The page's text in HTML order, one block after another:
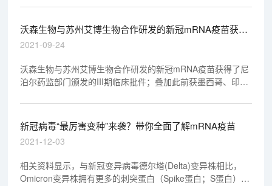
沃森生物与苏州艾博生物合作研发的新冠mRNA疫苗获得
了尼泊尔药监部门颁发的III期临床批件
2021-09-24
沃森生物与苏州艾博生物合作研发的新冠mRNA疫苗获得了尼
泊尔药监部门颁发的III期临床批件；叠加此前获墨西哥、印度
进入三期临床试验阶段... ...
新冠病毒“最厉害变种”来袭？带你全面了解mRNA疫苗
2021-12-03
相关资料显示，与新冠变异病毒德尔塔(Delta)变异株相比，
Omicron变异株拥有更多的刺突蛋白（Spike蛋白；S蛋白）突